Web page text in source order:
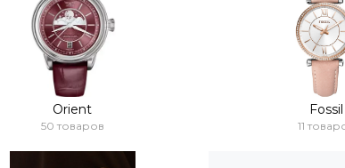
Orient
50 товаров
Fossil
11